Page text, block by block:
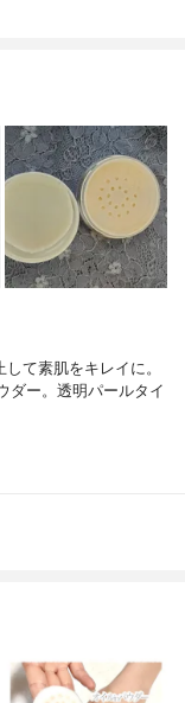
て素肌をキレイに。
ダー。透明パールタイ